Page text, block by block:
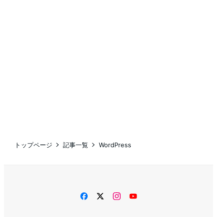
トップページ 記事一覧 WordPress
facebooktwitterinstagram
YouTube